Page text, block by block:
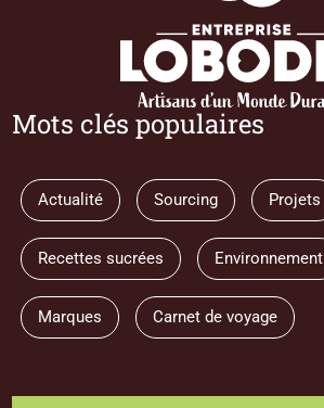
Mots clés populaires
Actualité Sourcing Projets
Recettes sucrées Environnement
Marques Carnet de voyage